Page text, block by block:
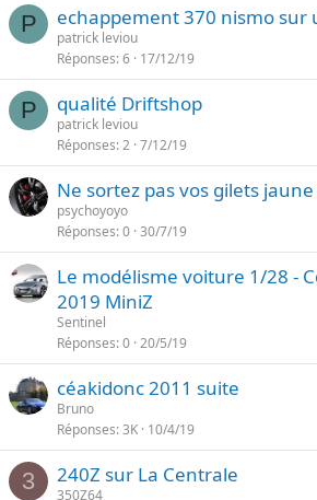
P echappement 370 nismo sur
patrick leviou
Réponses 6 17/12/19
P qualité Driftshop
patrick leviou
Réponses 2 7/12/19
Ne sortez pas vos gilets
psychoyoyo
Réponses 0 30/7/19
Le modélisme voiture 1/28 -
2019 MiniZ
Sentinel
Réponses 0 20/5/19
céakidonc 2011 suite
Bruno
Réponses 3K 10/4/19
3 240Z sur La Centrale
350Z64